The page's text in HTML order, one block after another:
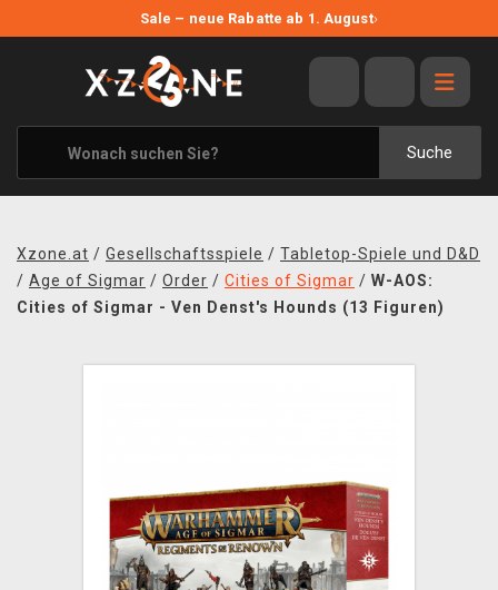
Sale – neue Rabatte ab 1. August›
Suche
ANGEBOTE
ALLE MARKEN
XZONE ORIGINALS
KLEIDUNG & ACCESSOIRES
BÜCHER & COMICS
XZONE CLUB
Xzone.at / Gesellschaftsspiele / Tabletop-Spiele und D&D
/ Age of Sigmar / Order / Cities of Sigmar / W-AOS:
Cities of Sigmar - Ven Denst's Hounds (13 Figuren)